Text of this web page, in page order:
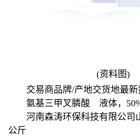
(资料图)
交易商品牌/产地交货地最
氨基三甲叉膦酸 液体，
河南森涛环保科技有限公司
公斤